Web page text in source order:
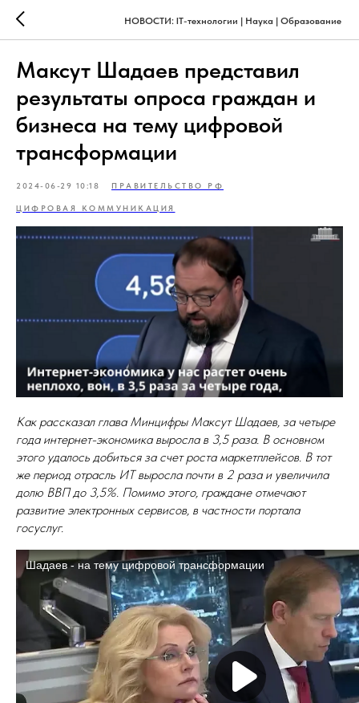
НОВОСТИ: IT-технологии | Наука | Образование
Максут Шадаев представил
результаты опроса граждан и
бизнеса на тему цифровой
трансформации
2024-06-29 10:18 ПРАВИТЕЛЬСТВО РФ
ЦИФРОВАЯ КОММУНИКАЦИЯ
Как рассказал глава Минцифры Максут Шадаев, за четыре
года интернет-экономика выросла в 3,5 раза. В основном
этого удалось добиться за счет роста маркетплейсов. В тот
же период отрасль ИТ выросла почти в 2 раза и увеличила
долю ВВП до 3,5%. Помимо этого, граждане отмечают
развитие электронных сервисов, в частности портала
госуслуг.